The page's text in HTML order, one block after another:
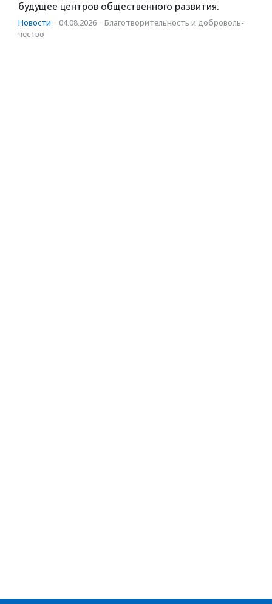
будущее центров общественного развития.
Новости · 04.08.2026 · Благотвори­тель­ность и доброволь­
чест­во